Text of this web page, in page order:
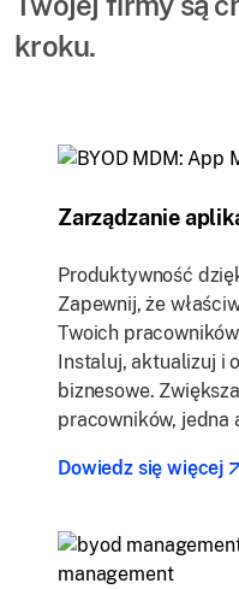
kroku.
Zarządzanie
Produktywność
Zapewnij, że
Twoich
Instaluj, aktualizuj i
biznesowe.
pracowników, jedna
Dowiedz się więcej